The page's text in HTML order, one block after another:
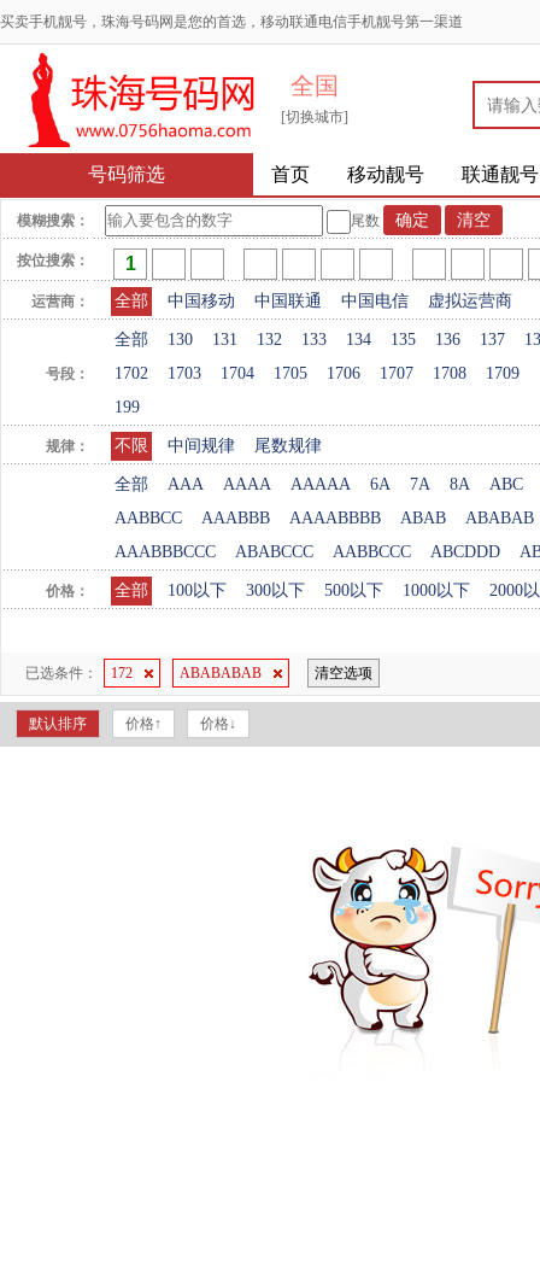
买卖手机靓号，珠海号码网是您的首选，移动联通电信手机靓号第一渠道
全国
[切换城市]
号码筛选 首页 移动靓号 联通靓号
模糊搜索： 尾数
按位搜索：
运营商： 全部 中国移动 中国联通 中国电信 虚拟运营商
号段：
全部 130 131 132 133 134 135 136 137
1702
1703 1704 1705 1706 1707 1708 1709
199
规律： 不限 中间规律 尾数规律
全部 AAA AAAA AAAAA 6A 7A 8A
ABC
AABBCC
AAABBB AAAABBBB ABAB
ABABAB
AAABBBCCC
ABABCCC AABBCCC ABCDDD
价格： 全部 100以下 300以下 500以下 1000以下 2000
已选条件： 172 ABABABAB 清空选项
默认排序 价格↑ 价格↓